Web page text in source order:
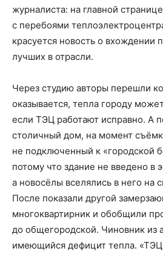
журналиста: на главной
с перебоями
красуется новость о вхождении
лучших в отрасли.
Через студию авторы перешли
оказывается, тепла городу
если ТЭЦ работают исправно. А
столичный дом, на момент
не подключенный к «городской
потому что здание не введено в
а новосёлы вселялись в него на
После показали другой
многоквартирник и обобщили
до общегородской. Чиновник из
имеющийся дефицит тепла.